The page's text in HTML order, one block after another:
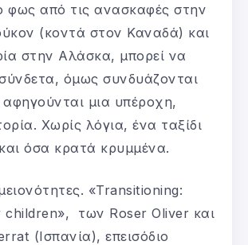
φως από τις ανασκαφές στην
(κοντά στον Καναδά) και
στην Αλάσκα, μπορεί να
όμως συνδυάζονται
αφηγούνται μια υπέροχη,
Χωρίς λόγια, ένα ταξίδι
όσα κρατά κρυμμένα.
«Transitioning:
children», των Roser Oliver και
(Ισπανία), επεισόδιο